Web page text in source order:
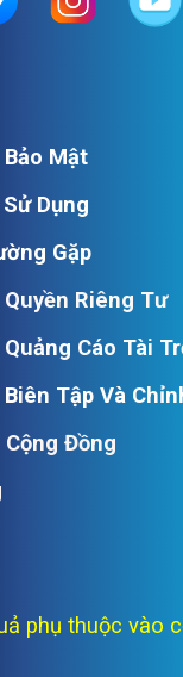
Mật
Dụng
Gặp
Riêng Tư
Cáo Tài
Tập Và
Đồng
phụ thuộc vào